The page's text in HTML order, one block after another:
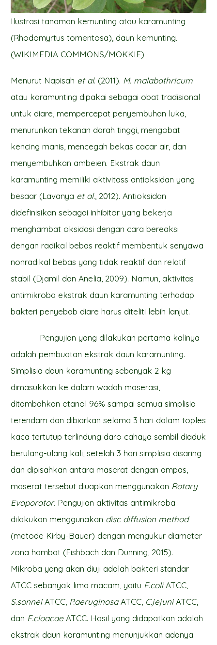
Ilustrasi tanaman kemunting atau karamunting
(Rhodomyrtus tomentosa), daun kemunting.
(WIKIMEDIA COMMONS/MOKKIE)
Menurut Napisah et al. (2011). M. malabathricum
atau karamunting dipakai sebagai obat tradisional
untuk diare, mempercepat penyembuhan luka,
menurunkan tekanan darah tinggi, mengobat
kencing manis, mencegah bekas cacar air, dan
menyembuhkan ambeien. Ekstrak daun
karamunting memiliki aktivitass antioksidan yang
besaar (Lavanya et al., 2012). Antioksidan
didefinisikan sebagai inhibitor yang bekerja
menghambat oksidasi dengan cara bereaksi
dengan radikal bebas reaktif membentuk senyawa
nonradikal bebas yang tidak reaktif dan relatif
stabil (Djamil dan Anelia, 2009). Namun, aktivitas
antimikroba ekstrak daun karamunting terhadap
bakteri penyebab diare harus diteliti lebih lanjut.
Pengujian yang dilakukan pertama kalinya
adalah pembuatan ekstrak daun karamunting.
Simplisia daun karamunting sebanyak 2 kg
dimasukkan ke dalam wadah maserasi,
ditambahkan etanol 96% sampai semua simplisia
terendam dan dibiarkan selama 3 hari dalam toples
kaca tertutup terlindung daro cahaya sambil diaduk
berulang-ulang kali, setelah 3 hari simplisia disaring
dan dipisahkan antara maserat dengan ampas,
maserat tersebut diuapkan menggunakan Rotary
Evaporator. Pengujian aktivitas antimikroba
dilakukan menggunakan disc diffusion method
(metode Kirby-Bauer) dengan mengukur diameter
zona hambat (Fishbach dan Dunning, 2015).
Mikroba yang akan diuji adalah bakteri standar
ATCC sebanyak lima macam, yaitu E.coliATCC,
S.sonneiATCC, P.aeruginosaATCC, C.jejuniATCC,
dan E.cloacaeATCC. Hasil yang didapatkan adalah
ekstrak daun karamunting menunjukkan adanya